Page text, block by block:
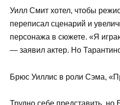
Уилл Смит хотел, чтобы
переписал сценарий и
персонажа в сюжете. «Я
— заявил актер. Но
Брюс Уиллис в роли Сэма,
Трудно себе представить, но